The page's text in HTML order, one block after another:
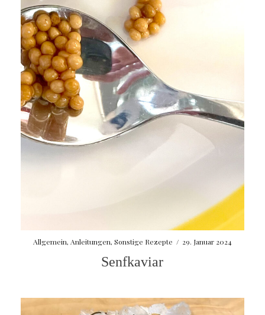
Allgemein, Anleitungen, Sonstige Rezepte / 29. Januar 2024
Senfkaviar